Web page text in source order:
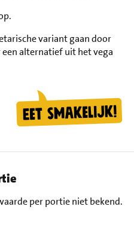
variant gaan door
alternatief uit het vega
per portie niet bekend.